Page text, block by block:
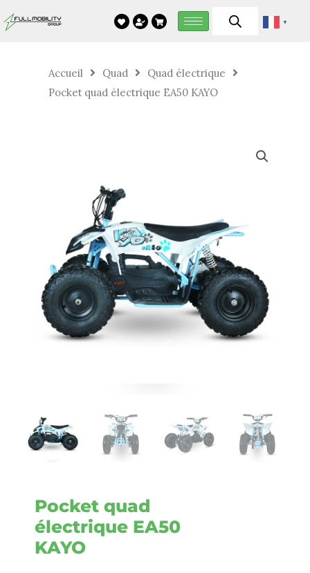
au
▼
Accueil Quad
Quad électrique
Pocket quad électrique EA50 KAYO
Pocket quad
électrique EA50
KAYO